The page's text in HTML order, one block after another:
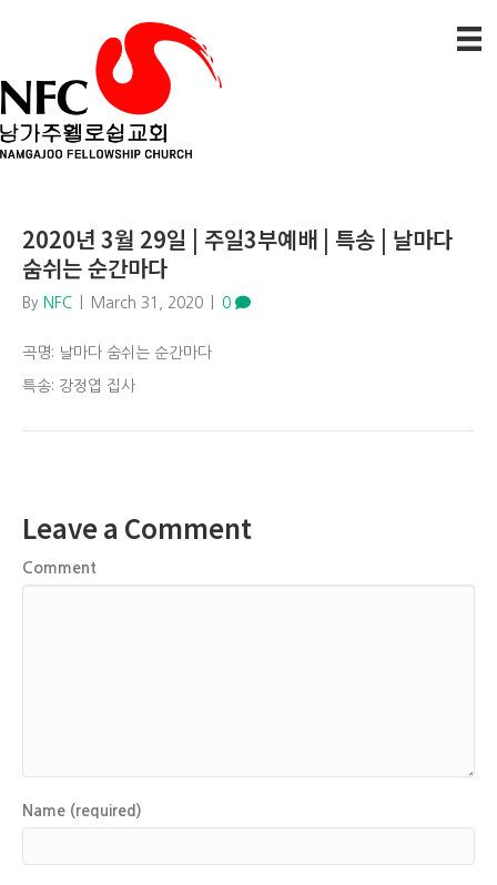
2020년 3월 29일 | 주일3부예배 | 특송 | 날마다
숨쉬는 순간마다
By NFC March 31, 2020 0
곡명: 날마다 숨쉬는 순간마다
특송: 강정엽 집사
Leave a Comment
Comment
Name (required)